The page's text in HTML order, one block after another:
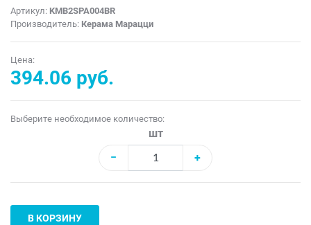
Артикул: KMB2SPA004BR
Производитель: Керама Марацци
Цена:
394.06 руб.
Выберите необходимое количество:
шт
−
+
В КОРЗИНУ